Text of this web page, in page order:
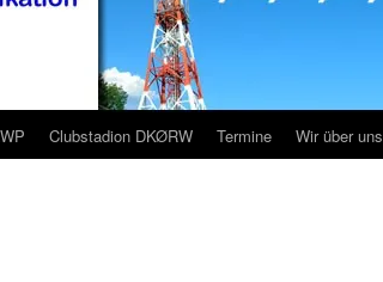
Clubstadion DKØRW Termine Wir über uns